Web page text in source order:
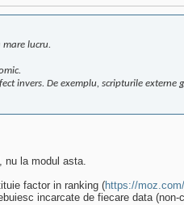
mare lucru.
invers. De exemplu, scripturile
nu la modul asta.
factor in ranking (https://
incarcate de fiecare data